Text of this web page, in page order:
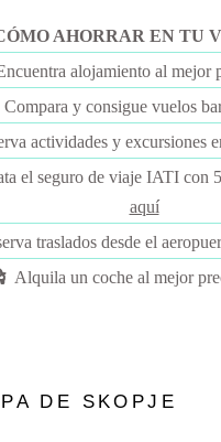
AHORRAR EN TU
alojamiento al mejor
Compara y consigue vuelos
actividades y excursiones
el seguro de viaje IATI con
aquí
traslados desde el
Alquila un coche al mejor
DE SKOPJE